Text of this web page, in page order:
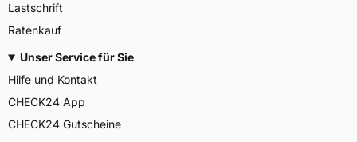
Lastschrift
Ratenkauf
Unser Service für Sie
Hilfe und Kontakt
CHECK24 App
CHECK24 Gutscheine